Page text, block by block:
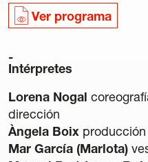
La
Ver programa
Intérpretes
Lorena Nogal
dirección
Àngela Boix producción
Mar García (Marlota)